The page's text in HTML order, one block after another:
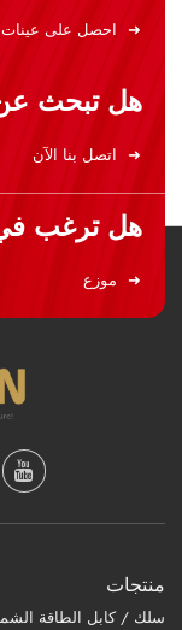
احصل على عينات
هل تبحث
اتصل بنا الآن
هل ترغب في
موزع
منتجات
سلك / كابل الطاقة